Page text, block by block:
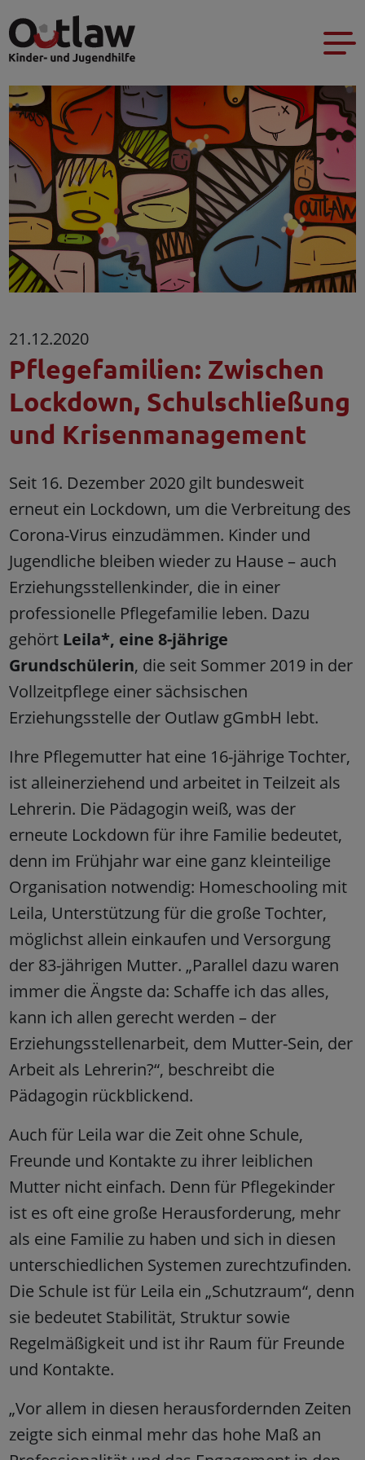
21.12.2020
Pflegefamilien: Zwischen
Lockdown, Schulschließung
und Krisenmanagement
Seit 16. Dezember 2020 gilt bundesweit
erneut ein Lockdown, um die Verbreitung des
Corona-Virus einzudämmen. Kinder und
Jugendliche bleiben wieder zu Hause – auch
Erziehungsstellenkinder, die in einer
professionelle Pflegefamilie leben. Dazu
gehört Leila*, eine 8-jährige
Grundschülerin, die seit Sommer 2019 in der
Vollzeitpflege einer sächsischen
Erziehungsstelle der Outlaw gGmbH lebt.
Ihre Pflegemutter hat eine 16-jährige Tochter,
ist alleinerziehend und arbeitet in Teilzeit als
Lehrerin. Die Pädagogin weiß, was der
erneute Lockdown für ihre Familie bedeutet,
denn im Frühjahr war eine ganz kleinteilige
Organisation notwendig: Homeschooling mit
Leila, Unterstützung für die große Tochter,
möglichst allein einkaufen und Versorgung
der 83-jährigen Mutter. „Parallel dazu waren
immer die Ängste da: Schaffe ich das alles,
kann ich allen gerecht werden – der
Erziehungsstellenarbeit, dem Mutter-Sein, der
Arbeit als Lehrerin?“, beschreibt die
Pädagogin rückblickend.
Auch für Leila war die Zeit ohne Schule,
Freunde und Kontakte zu ihrer leiblichen
Mutter nicht einfach. Denn für Pflegekinder
ist es oft eine große Herausforderung, mehr
als eine Familie zu haben und sich in diesen
unterschiedlichen Systemen zurechtzufinden.
Die Schule ist für Leila ein „Schutzraum“, denn
sie bedeutet Stabilität, Struktur sowie
Regelmäßigkeit und ist ihr Raum für Freunde
und Kontakte.
„Vor allem in diesen herausfordernden Zeiten
zeigte sich einmal mehr das hohe Maß an